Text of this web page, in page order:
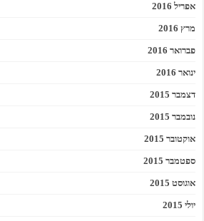
אפריל 2016
מרץ 2016
פברואר 2016
ינואר 2016
דצמבר 2015
נובמבר 2015
אוקטובר 2015
ספטמבר 2015
אוגוסט 2015
יולי 2015